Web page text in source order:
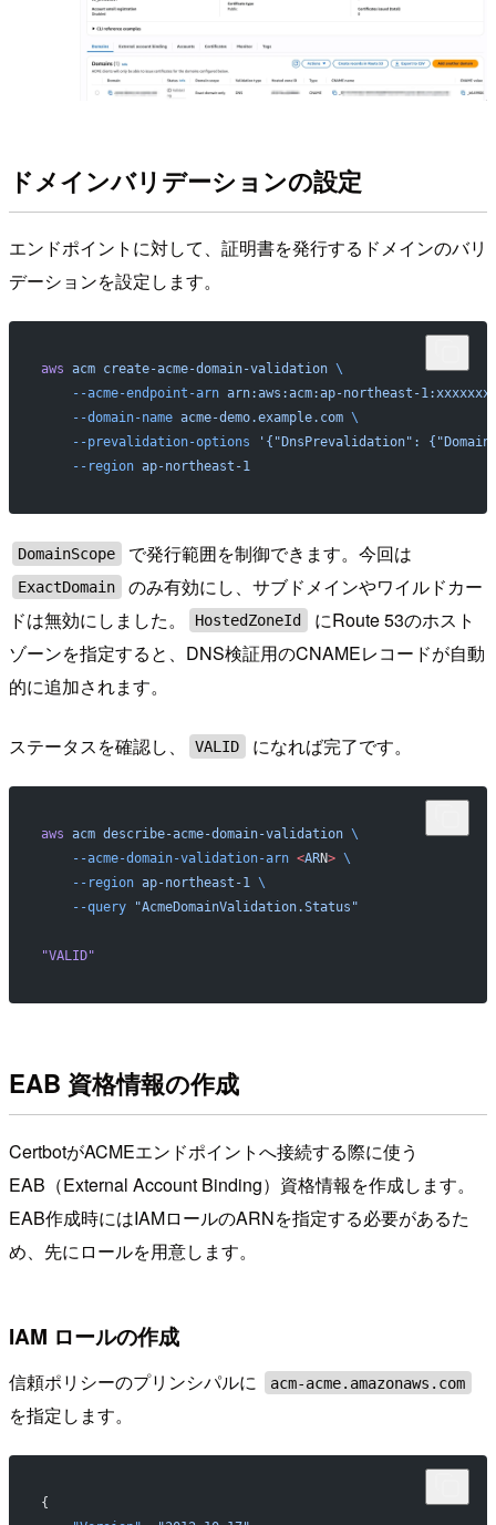
ドメインバリデーションの設定
エンドポイントに対して、証明書を発行するドメインのバリ
デーションを設定します。
aws acm create-acme-domain-validation \
    --acme-endpoint-arn
arn:aws:acm:ap-northeast-
    --domain-name
acme-demo.example.com \
    --prevalidation-options
'{"DnsPrevalidation":
    --region
ap-northeast-1
DomainScope で発行範囲を制御できます。今回は
ExactDomain
のみ有効にし、サブドメインやワイルドカー
ドは無効にしました。
HostedZoneId
にRoute 53のホスト
ゾーンを指定すると、DNS検証用のCNAMEレコードが自動
的に追加されます。
ステータスを確認し、 VALID になれば完了です。
aws acm describe-acme-domain-validation \
    --acme-domain-validation-arn
<ARN> \
    --region
ap-northeast-1 \
    --query
"AcmeDomainValidation.Status"
"VALID"
EAB 資格情報の作成
CertbotがACMEエンドポイントへ接続する際に使う
EAB（External Account Binding）資格情報を作成します。
EAB作成時にはIAMロールのARNを指定する必要があるた
め、先にロールを用意します。
IAM ロールの作成
信頼ポリシーのプリンシパルに acm-acme.amazonaws.com
を指定します。
{